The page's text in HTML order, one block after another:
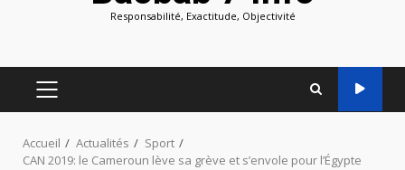
Responsabilité, Exactitude, Objectivité
MENU
PRINCIPAL
Accueil Actualités
Sport
CAN 2019: le Cameroun lève sa grève et s’envole pour l’Égypte